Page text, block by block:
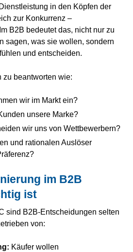
in den Köpfen der
zur Konkurrenz –
B2B bedeutet das, nicht nur zu
sagen, was sie wollen, sondern
und entscheiden.
zu beantworten wie:
wir im Markt ein?
unsere Marke?
wir uns von Wettbewerbern?
und rationalen Auslöser
im B2B
ist
sind B2B-Entscheidungen selten
von:
Käufer wollen